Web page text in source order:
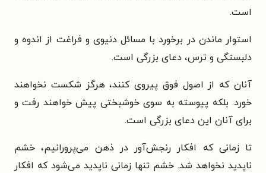
است.
استوار ماندن در برخورد با مسائل دنیوی و فراغت از اندوه و
دلبستگی و ترس، دعای بزرگی است.
آنان که از اصول فوق پیروی کنند، هرگز شکست نخواهند
خورد. بلکه پیوسته به سوی خوشبختی پیش خواهند رفت و
برای آنان این دعای بزرگی است.
تا زمانی که افکار رنجش‌آور در ذهن می‌پرورانیم، خشم
ناپدید نخواهد شد. خشم تنها زمانی ناپدید می‌شود که افکار